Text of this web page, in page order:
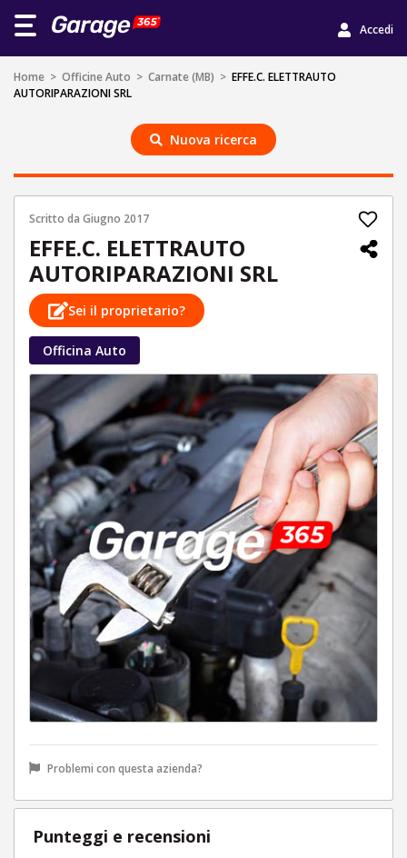
Accedi
Home > Officine Auto > Carnate (MB) > EFFE.C. ELETTRAUTO
AUTORIPARAZIONI SRL
Nuova ricerca
Scritto da Giugno 2017
EFFE.C. ELETTRAUTO
AUTORIPARAZIONI SRL
Sei il proprietario?
Officina Auto
Problemi con questa azienda?
Punteggi e recensioni